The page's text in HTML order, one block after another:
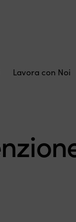
Lavora con Noi